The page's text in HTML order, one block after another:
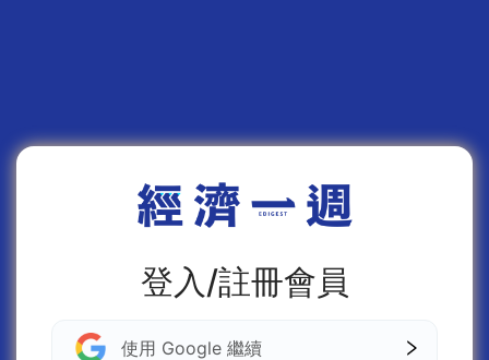
登入/註冊會員
使用 Google 繼續